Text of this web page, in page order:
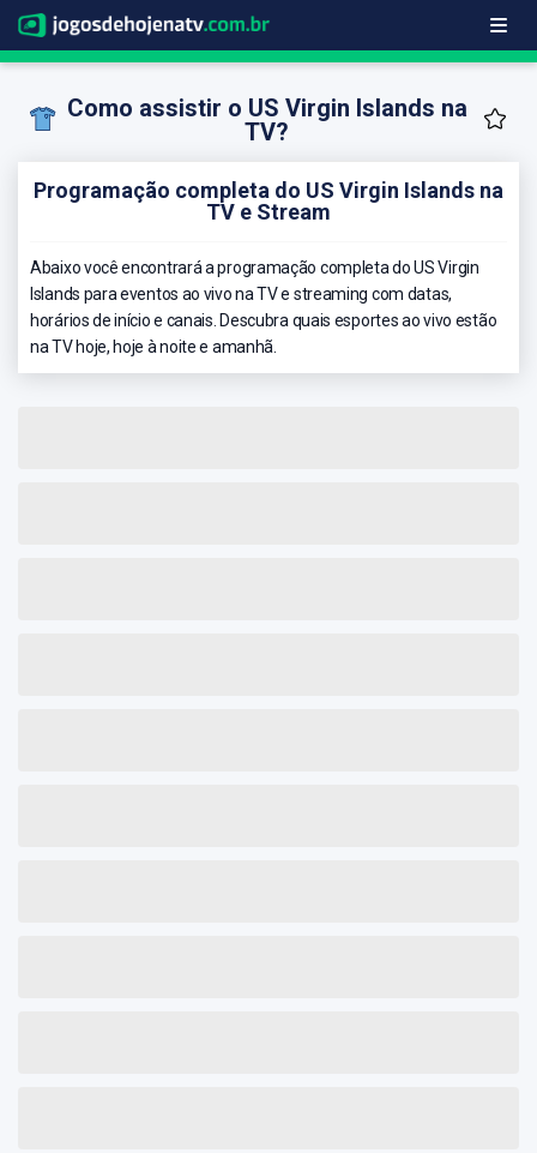
Como assistir o US Virgin Islands na
TV?
Programação completa do US Virgin Islands na
TV e Stream
Abaixo você encontrará a programação completa do US Virgin
Islands para eventos ao vivo na TV e streaming com datas,
horários de início e canais. Descubra quais esportes ao vivo estão
na TV hoje, hoje à noite e amanhã.